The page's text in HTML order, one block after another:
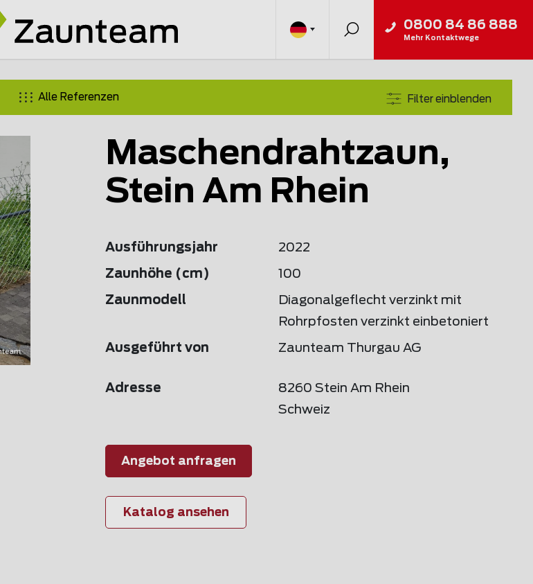
0800 84 86 888
Mehr Kontaktwege
Alle Referenzen Filter einblenden
Maschendrahtzaun,
Stein Am Rhein
Ausführungsjahr 2022
Zaunhöhe (cm) 100
Zaunmodell
Diagonalgeflecht verzinkt mit
Rohrpfosten verzinkt einbetoniert
Ausgeführt von Zaunteam Thurgau AG
Adresse
8260 Stein Am Rhein
Schweiz
Angebot anfragen
Katalog ansehen